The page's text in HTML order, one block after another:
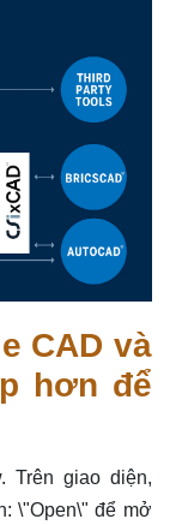
CAD và
hơn để
Trên giao diện,
\"Open\" để mở